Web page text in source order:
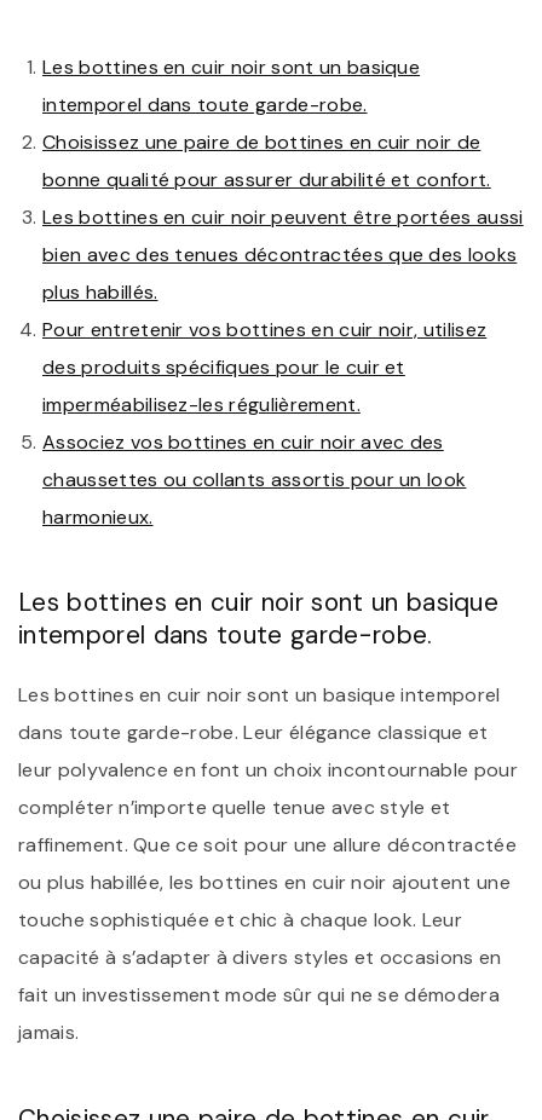
Les bottines en cuir noir sont un basique
intemporel dans toute garde-robe.
Choisissez une paire de bottines en cuir noir de
bonne qualité pour assurer durabilité et confort.
Les bottines en cuir noir peuvent être portées aussi
bien avec des tenues décontractées que des looks
plus habillés.
Pour entretenir vos bottines en cuir noir, utilisez
des produits spécifiques pour le cuir et
imperméabilisez-les régulièrement.
Associez vos bottines en cuir noir avec des
chaussettes ou collants assortis pour un look
harmonieux.
Les bottines en cuir noir sont un basique
intemporel dans toute garde-robe.
Les bottines en cuir noir sont un basique intemporel
dans toute garde-robe. Leur élégance classique et
leur polyvalence en font un choix incontournable pour
compléter n’importe quelle tenue avec style et
raffinement. Que ce soit pour une allure décontractée
ou plus habillée, les bottines en cuir noir ajoutent une
touche sophistiquée et chic à chaque look. Leur
capacité à s’adapter à divers styles et occasions en
fait un investissement mode sûr qui ne se démodera
jamais.